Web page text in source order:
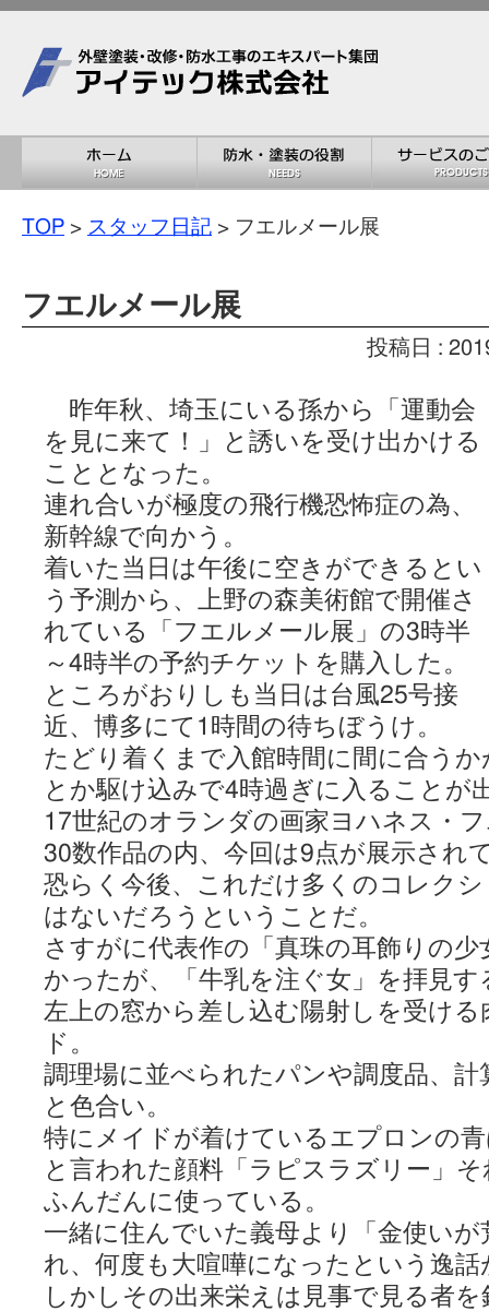
TOP > スタッフ日記 > フエルメール展
フエルメール展
投稿日 :
昨年秋、埼玉にいる孫から「運動会
を見に来て！」と誘いを受け出かける
こととなった。
連れ合いが極度の飛行機恐怖症の為、
新幹線で向かう。
着いた当日は午後に空きができるとい
う予測から、上野の森美術館で開催さ
れている「フエルメール展」の3時半
～4時半の予約チケットを購入した。
ところがおりしも当日は台風25号接
近、博多にて1時間の待ちぼうけ。
たどり着くまで入館時間に間に合う
とか駆け込みで4時過ぎに入ることが
17世紀のオランダの画家ヨハネス・
30数作品の内、今回は9点が展示され
恐らく今後、これだけ多くのコレク
はないだろうということだ。
さすがに代表作の「真珠の耳飾りの
かったが、「牛乳を注ぐ女」を拝見
左上の窓から差し込む陽射しを受け
ド。
調理場に並べられたパンや調度品、
と色合い。
特にメイドが着けているエプロンの
と言われた顔料「ラピスラズリー」
ふんだんに使っている。
一緒に住んでいた義母より「金使いが
れ、何度も大喧嘩になったという逸
しかしその出来栄えは見事で見る者